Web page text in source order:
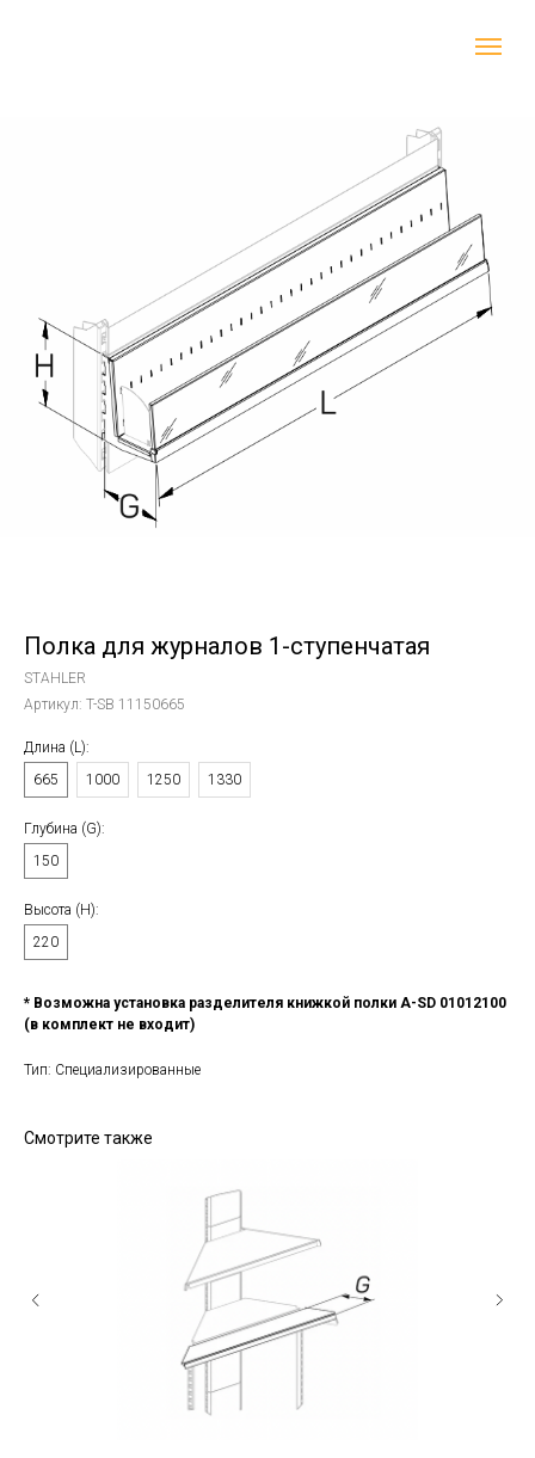
Полка для журналов 1-ступенчатая
STAHLER
Артикул: T-SB 11150665
Длина (L):
665
1000 1250 1330
Глубина (G):
150
Высота (Н):
220
* Возможна установка разделителя книжкой полки A-SD 01012100
(в комплект не входит)
Тип: Специализированные
Смотрите также